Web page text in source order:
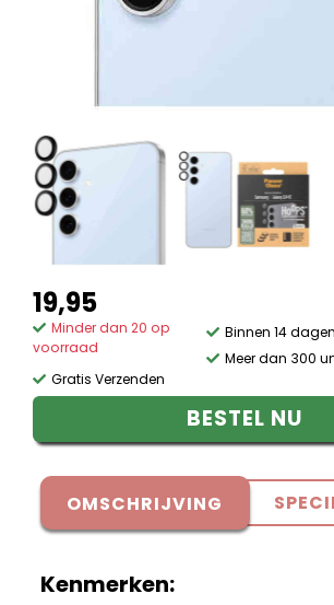
19,95
Minder dan 20 op
voorraad
Gratis Verzenden
Binnen 14
Meer dan 300
BESTEL NU
OMSCHRIJVING
Kenmerken: